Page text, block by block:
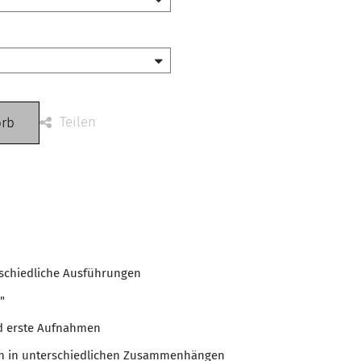
Teilen
Ausführungen
erste Aufnahmen
in unterschiedlichen Zusammenhängen